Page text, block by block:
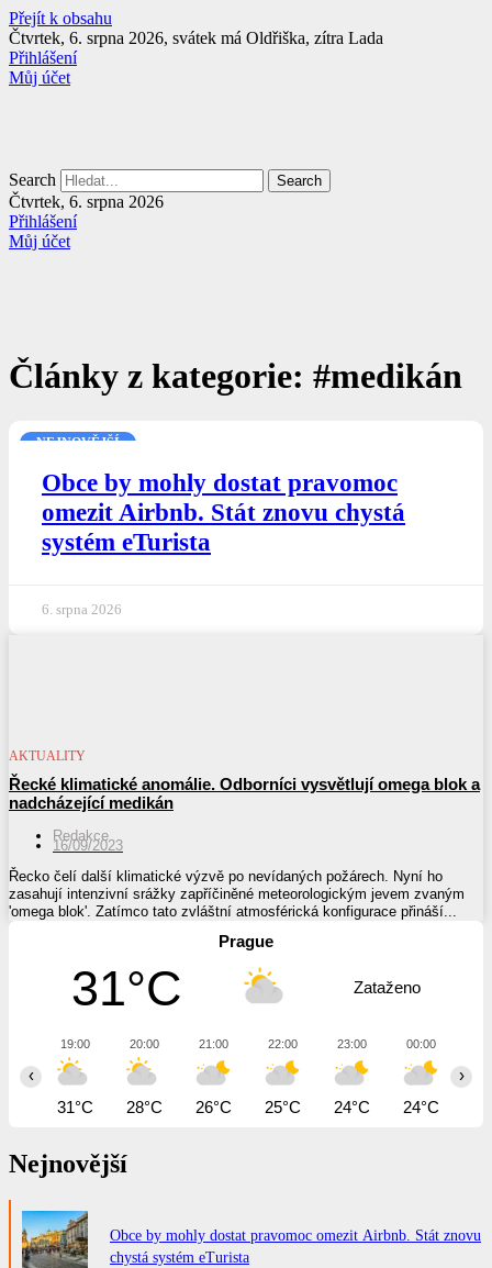
Přejít k obsahu
Čtvrtek, 6. srpna 2026, svátek má Oldřiška, zítra Lada
Přihlášení
Můj účet
Search Search
Čtvrtek, 6. srpna 2026
Přihlášení
Můj účet
Články z kategorie: #medikán
NEJNOVĚJŠÍ
Obce by mohly dostat pravomoc
omezit Airbnb. Stát znovu chystá
systém eTurista
6. srpna 2026
AKTUALITY
Řecké klimatické anomálie. Odborníci vysvětlují omega blok a
nadcházející medikán
Redakce
16/09/2023
Řecko čelí další klimatické výzvě po nevídaných požárech. Nyní ho
zasahují intenzivní srážky zapříčiněné meteorologickým jevem zvaným
'omega blok'. Zatímco tato zvláštní atmosférická konfigurace přináší...
Prague
31°C Zataženo
19:00
31°C
20:00
28°C
21:00
26°C
22:00
25°C
23:00
24°C
00:00
24°C
‹ ›
Nejnovější
Obce by mohly dostat pravomoc omezit Airbnb. Stát znovu
chystá systém eTurista